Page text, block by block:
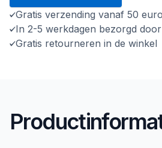
Gratis verzending vanaf 50 euro
In 2-5 werkdagen bezorgd
Gratis retourneren in de winkel